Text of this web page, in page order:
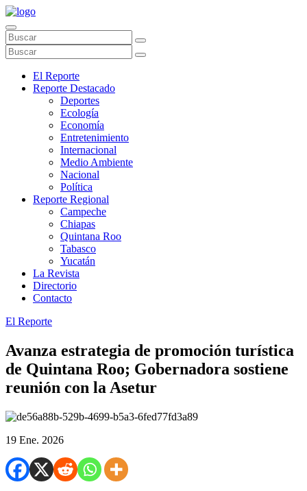
El Reporte
Reporte Destacado
Deportes
Ecología
Economía
Entretenimiento
Internacional
Medio Ambiente
Nacional
Política
Reporte Regional
Campeche
Chiapas
Quintana Roo
Tabasco
Yucatán
La Revista
Directorio
Contacto
El Reporte
Avanza estrategia de promoción turística
de Quintana Roo; Gobernadora sostiene
reunión con la Asetur
19 Ene. 2026